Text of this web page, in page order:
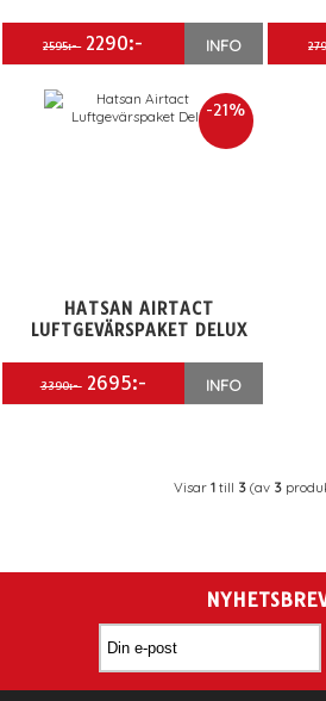
2595:- 2290:- INFO
-21%
HATSAN AIRTACT
LUFTGEVÄRSPAKET DELUX
3390:- 2695:- INFO
Visar 1till 3(av 3